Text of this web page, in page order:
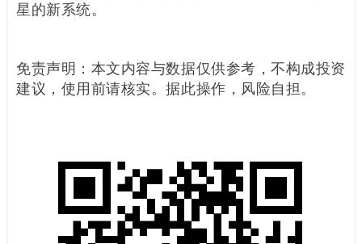
星的新系统。
免责声明：本文内容与数据仅供参考，不构成投资
建议，使用前请核实。据此操作，风险自担。